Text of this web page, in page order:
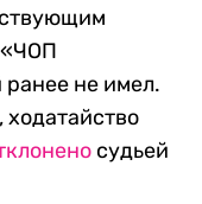
«ЧОП
не имел.
судьей